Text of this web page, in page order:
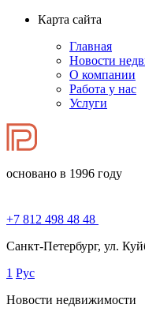
Карта сайта
Главная
Новости
О компании
Работа у нас
Услуги
основано в 1996 году
+7 812 498 48 48
Санкт-Петербург, ул.
1 Рус
Новости недвижимости